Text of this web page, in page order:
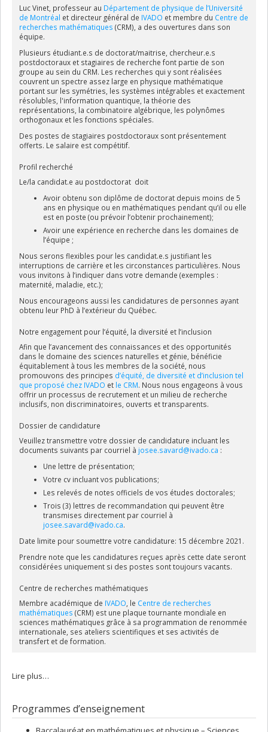
de physique de l’Université de Montréal au début des années
1980, obtenant sa titularisation en 1992. Sa recherche porte
principalement sur la solution exacte à des modèles physiques par
l’étude des symétries et de leurs descriptions en termes de
structures algébriques. Le prof. Vinet a apporté de nombreuses
contributions majeures à différentes sphères de la physique
théorique et des mathématiques. L’excellence de celles-ci a été
soulignée, entre autres, par l’Association canadienne des
physiciens et physiciennes (ACP), qui lui a décerné le Prix ACP-CRM
de physique théorique et mathématique en 2012.
En raison de son parcours exceptionnel, le prof. Vinet compte à
son actif un large éventail de distinctions, tant nationales
qu’internationales. Il est notamment titulaire d’un doctorat
2009, le Gouvernement du Québec lui a remis le prestigieux Prix
Armand-Frappier. Il a ensuite été reçu officier de l’Ordre du Québec
(2017), membre de la Société royale du Canada (2018) et nommé
membre de l’Ordre du Canada (2021) . Enfin, en 2022, il a reçu le Prix
ACFAS Urgel Archambault, la plus récente mais certainement pas la
dernière au sein d’une longue liste de reconnaissances.
Luc Vinet, professeur au Département de physique de l’Université
de Montréal et directeur général de IVADO et membre du Centre de
recherches mathématiques (CRM), a des ouvertures dans son
équipe.
Plusieurs étudiant.e.s de doctorat/maitrise, chercheur.e.s
postdoctoraux et stagiaires de recherche font partie de son
groupe au sein du CRM. Les recherches qui y sont réalisées
couvrent un spectre assez large en physique mathématique
portant sur les symétries, les systèmes intégrables et exactement
résolubles, l'information quantique, la théorie des
représentations, la combinatoire algébrique, les polynômes
orthogonaux et les fonctions spéciales.
Des postes de stagiaires postdoctoraux sont présentement
offerts. Le salaire est compétitif.
Profil recherché
Le/la candidat.e au postdoctorat doit
Avoir obtenu son diplôme de doctorat depuis moins de 5
ans en physique ou en mathématiques pendant qu’il ou elle
est en poste (ou prévoir l’obtenir prochainement);
Avoir une expérience en recherche dans les domaines de
l’équipe ;
Nous serons flexibles pour les candidat.e.s justifiant les
interruptions de carrière et les circonstances particulières. Nous
vous invitons à l’indiquer dans votre demande (exemples :
maternité, maladie, etc.);
Nous encourageons aussi les candidatures de personnes ayant
obtenu leur PhD à l’extérieur du Québec.
Notre engagement pour l’équité, la diversité et l’inclusion
Afin que l’avancement des connaissances et des opportunités
dans le domaine des sciences naturelles et génie, bénéficie
équitablement à tous les membres de la société, nous
promouvons des principes d’équité, de diversité et d’inclusion tel
que proposé chez IVADO et le CRM. Nous nous engageons à vous
offrir un processus de recrutement et un milieu de recherche
inclusifs, non discriminatoires, ouverts et transparents.
Dossier de candidature
Veuillez transmettre votre dossier de candidature incluant les
documents suivants par courriel à josee.savard@ivado.ca :
Une lettre de présentation;
Votre cv incluant vos publications;
Les relevés de notes officiels de vos études doctorales;
Trois (3) lettres de recommandation qui peuvent être
transmises directement par courriel à
josee.savard@ivado.ca.
Date limite pour soumettre votre candidature: 15 décembre 2021.
Prendre note que les candidatures reçues après cette date seront
considérées uniquement si des postes sont toujours vacants.
Centre de recherches mathématiques
Membre académique de IVADO , le Centre de recherches
mathématiques (CRM) est une plaque tournante mondiale en
sciences mathématiques grâce à sa programmation de renommée
internationale, ses ateliers scientifiques et ses activités de
transfert et de formation.
Lire plus…
Programmes d’enseignement